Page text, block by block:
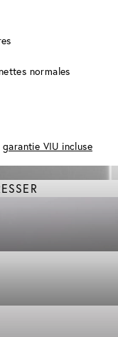
normales
garantie VIU incluse